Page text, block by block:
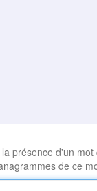
présence d'un mot
de ce